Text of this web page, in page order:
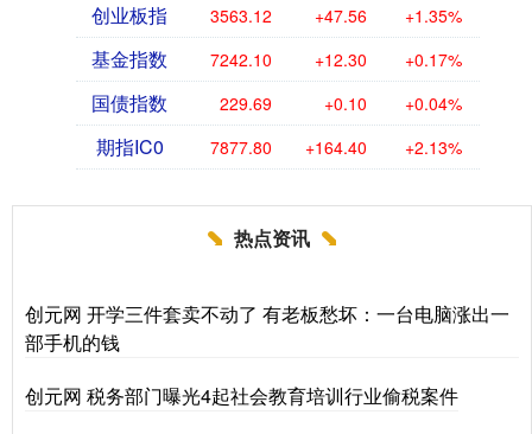
创业板指 3563.12 +47.56 +1.35%
基金指数 7242.10 +12.30 +0.17%
国债指数 229.69 +0.10 +0.04%
期指IC0 7877.80 +164.40 +2.13%
热点资讯
创元网 开学三件套卖不动了 有老板愁坏：一台电脑涨出一
部手机的钱
创元网 税务部门曝光4起社会教育培训行业偷税案件